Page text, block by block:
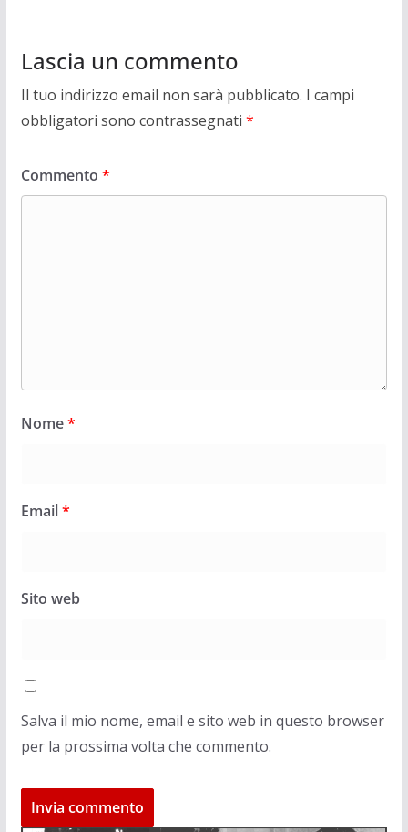
Lascia un commento
Il tuo indirizzo email non sarà pubblicato. I campi
obbligatori sono contrassegnati *
Commento *
Nome*
Email*
Sito web
Salva il mio nome, email e sito web in questo browser
per la prossima volta che commento.